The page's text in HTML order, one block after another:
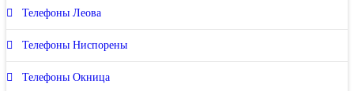
Телефоны Леова
Телефоны Ниспорены
Телефоны Окница